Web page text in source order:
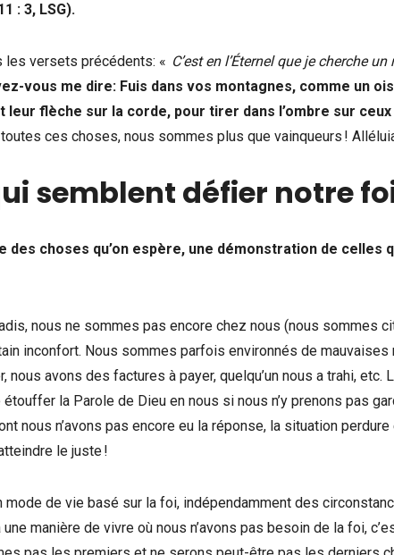
: 3, LSG).
les versets précédents: « C’est en l’Éternel que je cherche un
vous me dire: Fuis dans vos montagnes, comme un
leur flèche sur la corde, pour tirer dans l’ombre sur
ces choses, nous sommes plus que vainqueurs !
semblent défier notre
choses qu’on espère, une démonstration de celles
nous ne sommes pas encore chez nous (nous sommes
inconfort. Nous sommes parfois environnés de
nous avons des factures à payer, quelqu’un nous a trahi,
la Parole de Dieu en nous si nous n’y prenons pas
nous n’avons pas encore eu la réponse, la situation
le juste !
de vie basé sur la foi, indépendamment des
manière de vivre où nous n’avons pas besoin de la foi,